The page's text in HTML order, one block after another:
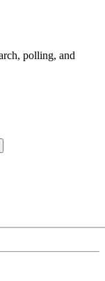
polling, and